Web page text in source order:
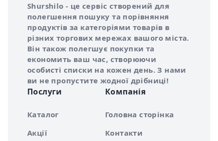
Про сервіс Shurshilo
Shurshilo - це сервіс створений для
полегшення пошуку та порівняння
продуктів за категоріями товарів в
різних торгових мережах вашого міста.
Він також полегшує покупки та
економить ваш час, створюючи
особисті списки на кожен день. З нами
ви не пропустите жодної дрібниці!
Послуги
Каталог
Акції
Компанія
Головна сторінка
Контакти